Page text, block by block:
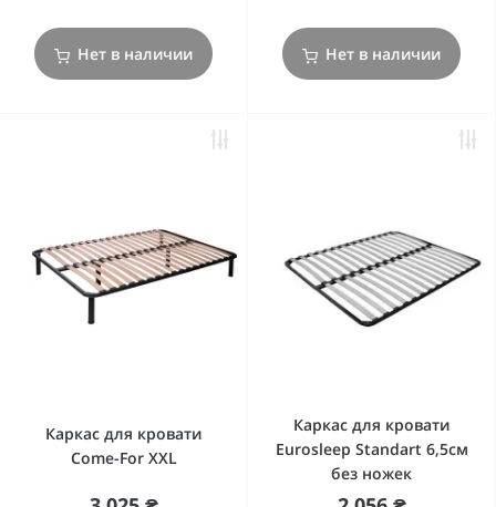
Нет в наличии Нет в наличии
Каркас для кровати
Come-For XXL
Каркас для кровати
Eurosleep Standart 6,5cм
без ножек